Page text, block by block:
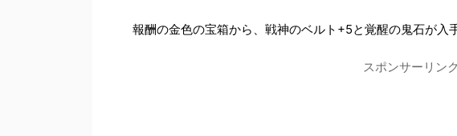
報酬の金色の宝箱から、戦神のベルト+5と覚醒の鬼石が入
スポンサーリンク